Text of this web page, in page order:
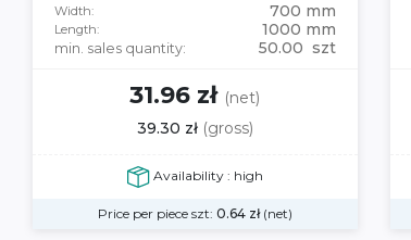
Width: 700 mm
Length: 1000 mm
min. sales quantity: 50.00 szt
31.96 zł (net)
39.30 zł (gross)
Availability : high
Price per piece szt: 0.64 zł(net)